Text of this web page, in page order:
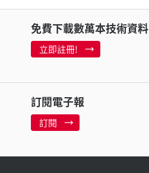
免費下載數萬本技術資料
立即註冊!
訂閱電子報
訂閱